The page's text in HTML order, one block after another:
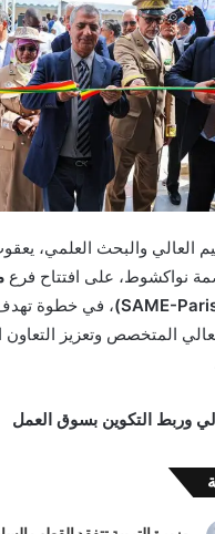
العالي والبحث العلمي،
نواكشوط، على افتتاح فرع
، في خطوة
المتخصص وتعزيز التعاون
وربط التكوين بسوق العمل